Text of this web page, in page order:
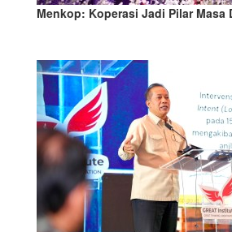
Menkop: Koperasi Jadi Pilar